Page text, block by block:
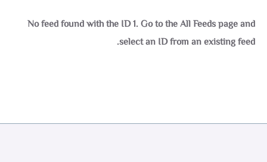
No feed found with the ID 1. Go to theAll Feeds pageand
select an ID from an existing feed.